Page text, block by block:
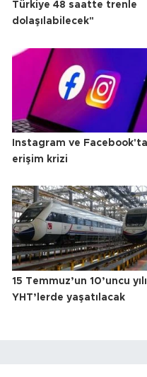
Türkiye 48 saatte trenle
dolaşılabilecek"
Instagram ve Facebook'ta
erişim krizi
15 Temmuz’un 10’uncu yılı
YHT’lerde yaşatılacak